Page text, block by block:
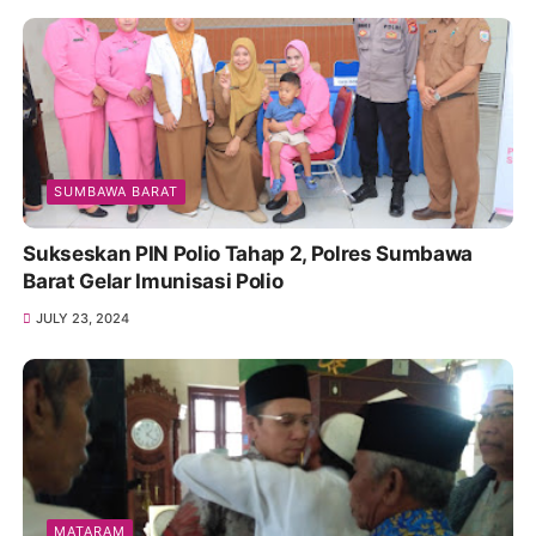
SUMBAWA BARAT
Sukseskan PIN Polio Tahap 2, Polres Sumbawa
Barat Gelar Imunisasi Polio
JULY 23, 2024
MATARAM